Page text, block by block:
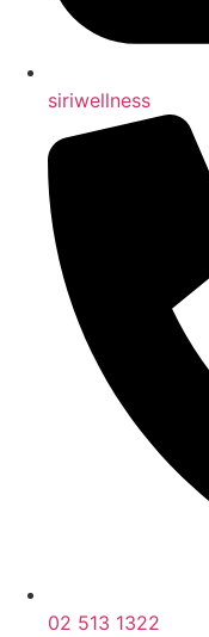
siriwellness
02 513 1322